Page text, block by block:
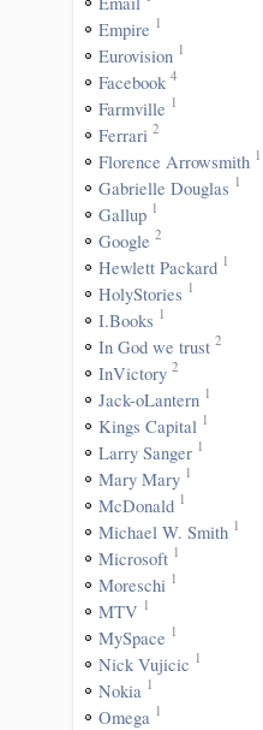
Empire 1
Eurovision 1
Facebook 4
Farmville 1
Ferrari 2
Florence Arrowsmith 1
Gabrielle Douglas 1
Gallup 1
Google 2
Hewlett Packard 1
HolyStories 1
I.Books 1
In God we trust 2
InVictory 2
Jack-oLantern 1
Kings Capital 1
Larry Sanger 1
Mary Mary 1
McDonald 1
Michael W. Smith 1
Microsoft 1
Moreschi 1
MTV 1
MySpace 1
Nick Vujicic 1
Nokia 1
Omega 1